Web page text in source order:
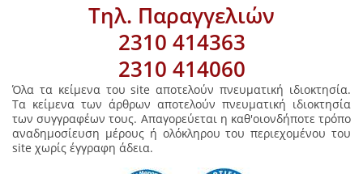
Τηλ. Παραγγελιών
2310 414363
2310 414060
Όλα τα κείμενα του site αποτελούν πνευματική ιδιοκτησία.
Τα κείμενα των άρθρων αποτελούν πνευματική ιδιοκτησία
των συγγραφέων τους. Απαγορεύεται η καθ'οιονδήποτε τρόπο
αναδημοσίευση μέρους ή ολόκληρου του περιεχομένου του
site χωρίς έγγραφη άδεια.